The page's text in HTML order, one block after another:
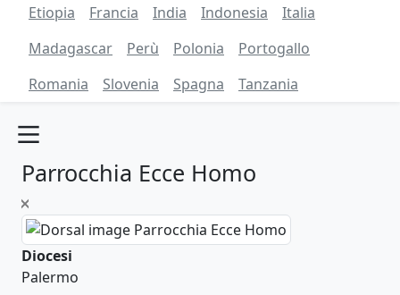
Etiopia
Francia India Indonesia
Italia
Madagascar
Perù Polonia
Portogallo
Romania
Slovenia Spagna Tanzania
Parrocchia Ecce Homo
Diocesi
Palermo